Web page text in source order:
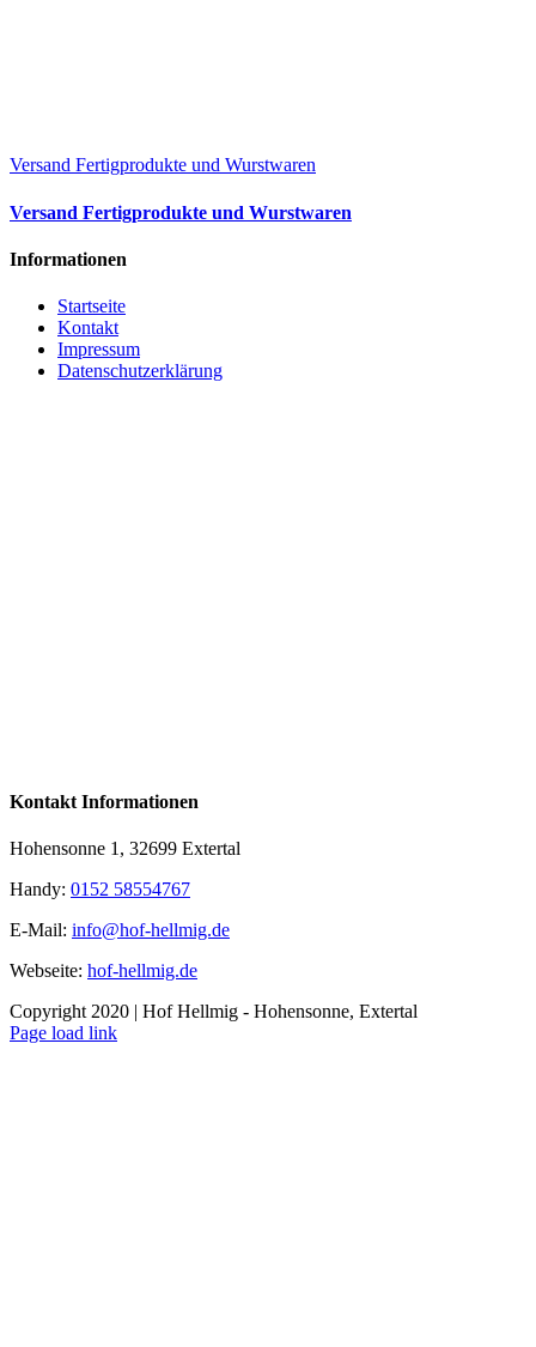
Versand Fertigprodukte und Wurstwaren
Versand Fertigprodukte und Wurstwaren
Informationen
Startseite
Kontakt
Impressum
Datenschutzerklärung
Kontakt Informationen
Hohensonne 1, 32699 Extertal
Handy: 0152 58554767
E-Mail: info@hof-hellmig.de
Webseite: hof-hellmig.de
Copyright 2020 | Hof Hellmig - Hohensonne, Extertal
Facebook
Page load link